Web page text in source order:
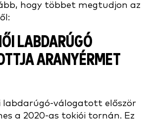
hogy többet megtudjon az
LABDARÚGÓ
ARANYÉRMET
labdarúgó-válogatott először
a 2020-as tokiói tornán. Ez